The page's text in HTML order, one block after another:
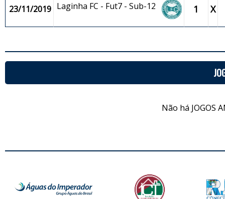
23/11/2019 Laginha FC - Fut7 - Sub-12 1 X
Não há JOGOS